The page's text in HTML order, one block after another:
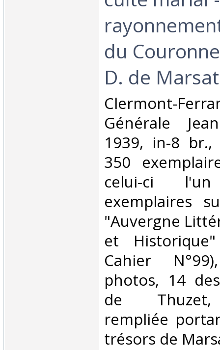
du
D. de
‎Clermont-
Générale
1939, in-8
350
celui-ci
exemplaires
"Auvergne
et
Cahier
photos, 14
de Thuzet,
rempliée
trésors de